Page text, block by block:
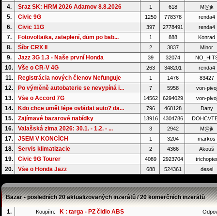
4. Sraz SK: HRM 2026 Adamov 8.8.2026 1 618 M@jk
5. Civic 9G 1250 778378 renda4
6. Civic 11G 397 2778491 renda4
7. Fotovoltaika, zateplení, dům po bab... 1 888 Konrad
8. Śíbr CRX II 2 3837 Minor
9. Jazz 3G 1.3 - Naše první Honda 39 32074
10. Vše o CR-V 4G 263 348201 renda4
11. Registrácia nových členov Nefunguje 1 1476 83427
12. Po výměně autobaterie se nevypíná i... 7 5958 von-pivoj
13. Vše o Accord 7G 14562 6294029 von-pivoj
14. Kdo chce umět lépe ovládat auto? da... 796 468128 Dany
15. Zajímavé bazarové nabídky 13916 4304786
16. Valašská zima 2026: 30.1. - 1.2. - ... 3 2942 M@jk
17. JSEM V KONCÍCH 1 3204 markos
18. Servis klimatizacie 2 4366 Akouš
19. Civic 9G Tourer 4089 2923704
20. Vše o Honda Jazz 688 524361 desel
Bazar - posledních 20 aktualizovaných inzerátů / 20 komerčních inzerátů
1. Koupím: K : targa - PZ čidlo ABS